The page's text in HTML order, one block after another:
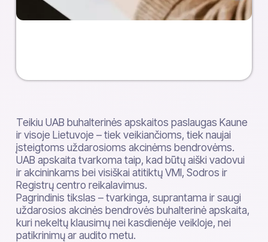
Teikiu UAB buhalterinės apskaitos paslaugas Kaune
ir visoje Lietuvoje – tiek veikiančioms, tiek naujai
įsteigtoms uždarosioms akcinėms bendrovėms.
UAB apskaita tvarkoma taip, kad būtų aiški vadovui
ir akcininkams bei visiškai atitiktų VMI, Sodros ir
Registrų centro reikalavimus.
Pagrindinis tikslas – tvarkinga, suprantama ir saugi
uždarosios akcinės bendrovės buhalterinė apskaita,
kuri nekeltų klausimų nei kasdienėje veikloje, nei
patikrinimų ar audito metu.